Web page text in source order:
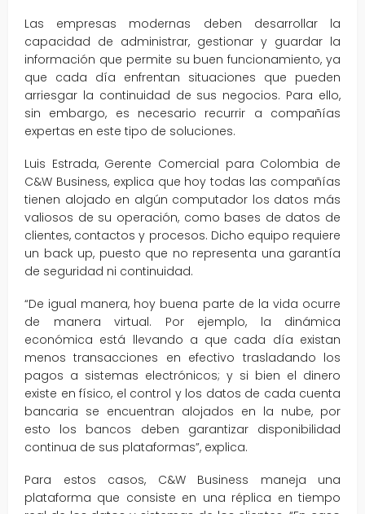
Las empresas modernas deben desarrollar la
capacidad de administrar, gestionar y guardar la
información que permite su buen funcionamiento, ya
que cada día enfrentan situaciones que pueden
arriesgar la continuidad de sus negocios. Para ello,
sin embargo, es necesario recurrir a compañías
expertas en este tipo de soluciones.
Luis Estrada, Gerente Comercial para Colombia de
C&W Business, explica que hoy todas las compañías
tienen alojado en algún computador los datos más
valiosos de su operación, como bases de datos de
clientes, contactos y procesos. Dicho equipo requiere
un back up, puesto que no representa una garantía
de seguridad ni continuidad.
“De igual manera, hoy buena parte de la vida ocurre
de manera virtual. Por ejemplo, la dinámica
económica está llevando a que cada día existan
menos transacciones en efectivo trasladando los
pagos a sistemas electrónicos; y si bien el dinero
existe en físico, el control y los datos de cada cuenta
bancaria se encuentran alojados en la nube, por
esto los bancos deben garantizar disponibilidad
continua de sus plataformas”, explica.
Para estos casos, C&W Business maneja una
plataforma que consiste en una réplica en tiempo